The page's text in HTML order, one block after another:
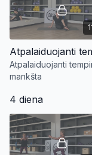
Atpalaiduojanti
mankšta
4 diena